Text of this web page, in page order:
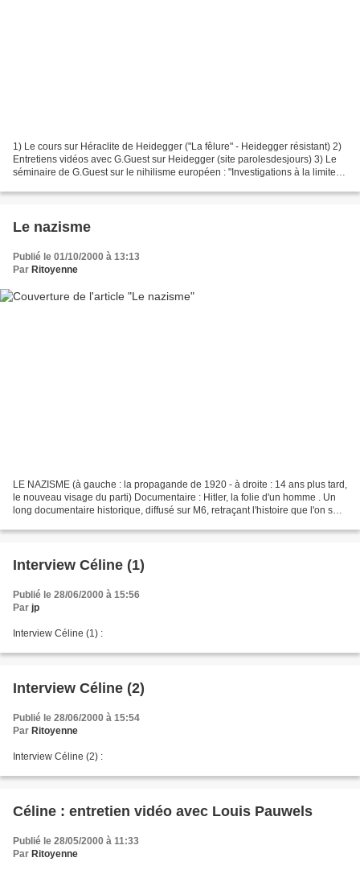
1) Le cours sur Héraclite de Heidegger ("La fêlure" - Heidegger résistant) 2)
Entretiens vidéos avec G.Guest sur Heidegger (site parolesdesjours) 3) Le
séminaire de G.Guest sur le nihilisme européen : "Investigations à la limite -
Le nazisme
Publié le 01/10/2000 à 13:13
Par Ritoyenne
LE NAZISME (à gauche : la propagande de 1920 - à droite : 14 ans plus tard,
le nouveau visage du parti) Documentaire : Hitler, la folie d'un homme . Un
long documentaire historique, diffusé sur M6, retraçant l'histoire que l'on sait.
Interview Céline (1)
Publié le 28/06/2000 à 15:56
Par jp
Interview Céline (1) :
Interview Céline (2)
Publié le 28/06/2000 à 15:54
Par Ritoyenne
Interview Céline (2) :
Céline : entretien vidéo avec Louis Pauwels
Publié le 28/05/2000 à 11:33
Par Ritoyenne